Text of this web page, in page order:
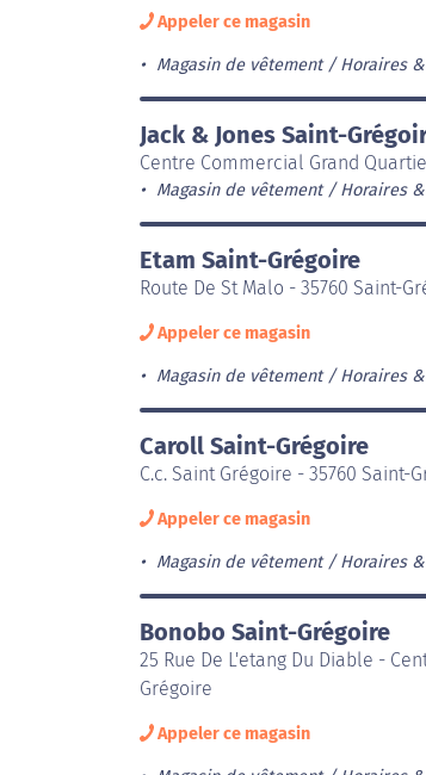
Appeler ce magasin
Magasin de vêtement Horaires
Jack & Jones Saint-
Centre Commercial Grand
Magasin de vêtement Horaires
Etam Saint-Grégoire
Route De St Malo - 35760 Saint-
Appeler ce magasin
Magasin de vêtement Horaires
Caroll Saint-Grégoire
C.c. Saint Grégoire - 35760 Saint-
Appeler ce magasin
Magasin de vêtement Horaires
Bonobo Saint-Grégoire
25 Rue De L'etang Du Diable -
Grégoire
Appeler ce magasin